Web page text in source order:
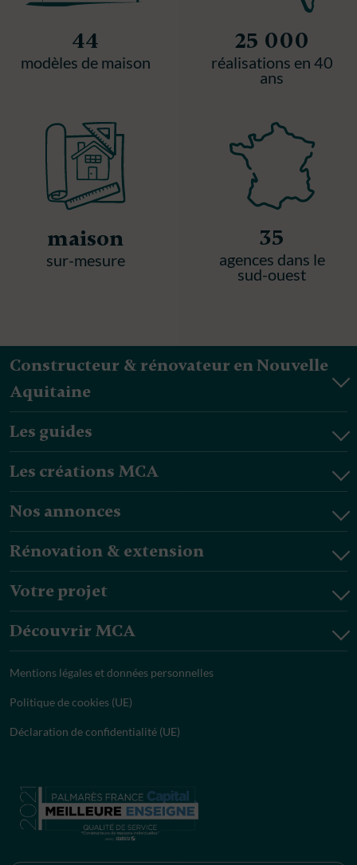
44
modèles de maison
25 000
réalisations en 40
ans
maison
sur-mesure
35
agences dans le
sud-ouest
Constructeur & rénovateur en Nouvelle
Aquitaine
Les guides
Les créations MCA
Nos annonces
Rénovation & extension
Votre projet
Découvrir MCA
Mentions légales et données personnelles
Politique de cookies (UE)
Déclaration de confidentialité (UE)